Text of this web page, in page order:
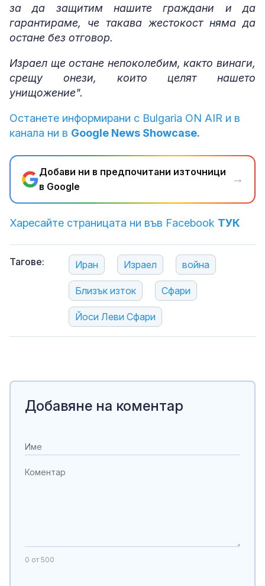
за да защитим нашите граждани и да
гарантираме, че такава жестокост няма да
остане без отговор.
Израел ще остане непоколебим, както винаги,
срещу онези, които целят нашето
унищожение".
Останете информирани с Bulgaria ON AIR и в
канала ни в Google News Showcase.
Добави ни в предпочитани източници
в Google
→
Харесайте страницата ни във Facebook ТУК
Тагове: Иран Израел война
Близък изток Сфари
Йоси Леви Сфари
Добавяне на коментар
0 от 500